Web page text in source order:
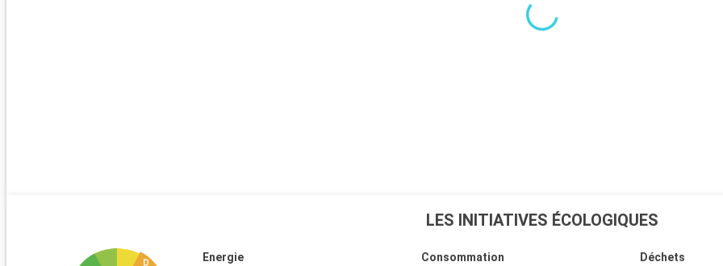
LES INITIATIVES ÉCOLOGIQUES
Energie Consommation Déchets